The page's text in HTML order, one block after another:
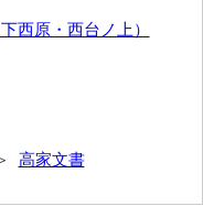
西原・西台ノ上）
高家文書